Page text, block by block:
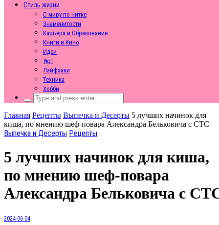
Стиль жизни
С миру по нитке
Знаменитости
Карьера и Образование
Книги и Кино
Идеи
Уют
Лайфхаки
Техника
Хобби
Search
for:
Главная Рецепты Выпечка и Десерты 5 лучших начинок для
киша, по мнению шеф-повара Александра Бельковича с СТС
Выпечка и Десерты Рецепты
5 лучших начинок для киша,
по мнению шеф-повара
Александра Бельковича с
2024-06-04